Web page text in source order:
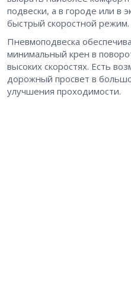
подвески, а в городе или в
быстрый скоростной режим.
Пневмоподвеска
минимальный крен в
высоких скоростях. Есть
дорожный просвет в
улучшения проходимости.